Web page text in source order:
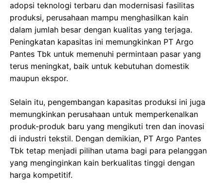
adopsi teknologi terbaru dan modernisasi fasilitas
produksi, perusahaan mampu menghasilkan kain
dalam jumlah besar dengan kualitas yang terjaga.
Peningkatan kapasitas ini memungkinkan PT Argo
Pantes Tbk untuk memenuhi permintaan pasar yang
terus meningkat, baik untuk kebutuhan domestik
maupun ekspor.
Selain itu, pengembangan kapasitas produksi ini juga
memungkinkan perusahaan untuk memperkenalkan
produk-produk baru yang mengikuti tren dan inovasi
di industri tekstil. Dengan demikian, PT Argo Pantes
Tbk tetap menjadi pilihan utama bagi para pelanggan
yang menginginkan kain berkualitas tinggi dengan
harga kompetitif.